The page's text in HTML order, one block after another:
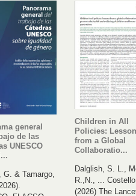
general
de las
UNESCO
G. & Tamargo,
Children in All
Policies:
from a Global
Collaboratio...
Dalglish, S. L.,
R.,N., ...
(2026) The